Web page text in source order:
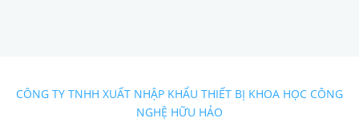
CÔNG TY TNHH XUẤT NHẬP KHẨU THIẾT BỊ KHOA HỌC CÔNG
NGHỆ HỮU HẢO